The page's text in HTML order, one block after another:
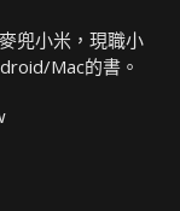
兜小米，現職小
Mac的書。